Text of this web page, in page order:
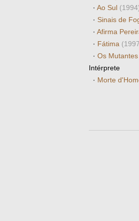
· Ao Sul
· Sinais de
· Afirma
· Fátima
· Os Mutantes
Intérprete
· Morte